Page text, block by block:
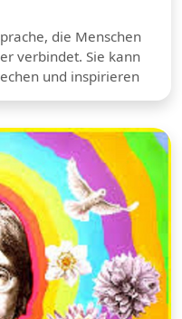
die Menschen
verbindet. Sie kann
und inspirieren